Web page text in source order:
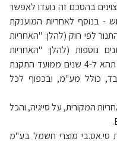
בהסכם זה נועדו לאפשר
- בנוסף לאחריות המוענקת
לפי חוק (להלן: "האחריות
נוספות (להלן: "האחריות
הנוספת"), כך שסך כל תקופת האחריות תהא ל-4 שנים ממועד התקנת
בתמורה ל-199 ₪ בלבד, כולל מע"מ, ובכפוף לכל
המקורית, על סייגיה, והכל
סי.אס.בי מוצרי חשמל בע"מ